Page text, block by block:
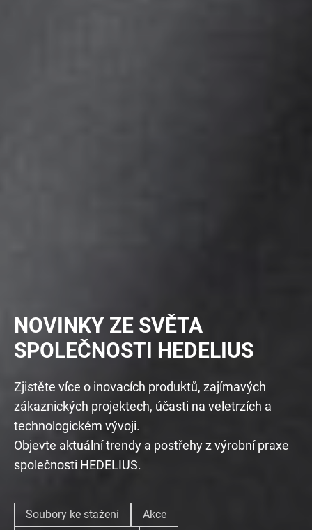
NOVINKY ZE SVĚTA
SPOLEČNOSTI HEDELIUS
Zjistěte více o inovacích produktů, zajímavých
zákaznických projektech, účasti na veletrzích a
technologickém vývoji.
Objevte aktuální trendy a postřehy z výrobní praxe
společnosti HEDELIUS.
Soubory ke stažení
Akce